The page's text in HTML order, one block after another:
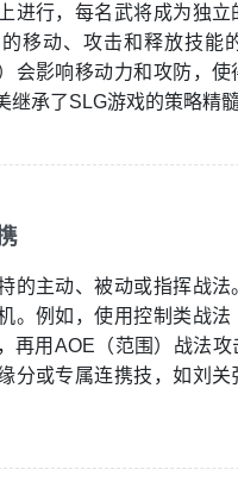
进行，每名武将成为独
移动、攻击和释放技能
会影响移动力和攻防，
继承了SLG游戏的策略精
的主动、被动或指挥战
。例如，使用控制类战
再用AOE（范围）战法
分或专属连携技，如刘